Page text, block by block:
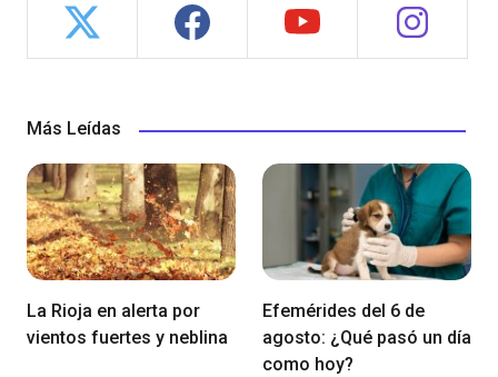
Más Leídas
La Rioja en alerta por
vientos fuertes y neblina
Efemérides del 6 de
agosto: ¿Qué pasó un día
como hoy?